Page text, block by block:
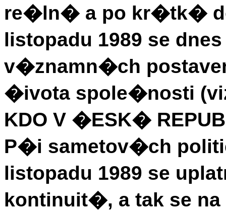
re�ln� a po kr�tk�
listopadu 1989 se
v�znamn�ch
�ivota spole�nosti
KDO V �ESK�
P�i sametov�ch
listopadu 1989 se
kontinuit�, a tak se